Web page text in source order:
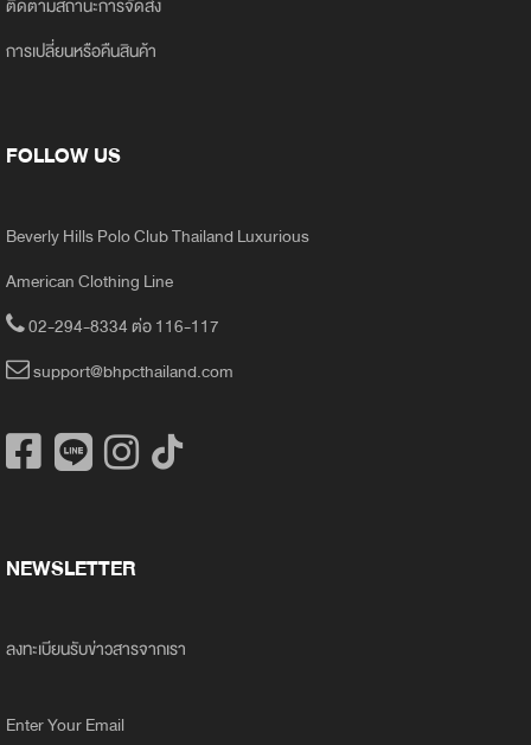
ติดตามสถานะการจัดส่ง
การเปลี่ยนหรือคืนสินค้า
FOLLOW US
Beverly Hills Polo Club Thailand Luxurious
American Clothing Line
02-294-8334 ต่อ 116-117
support@bhpcthailand.com
NEWSLETTER
ลงทะเบียนรับข่าวสารจากเรา